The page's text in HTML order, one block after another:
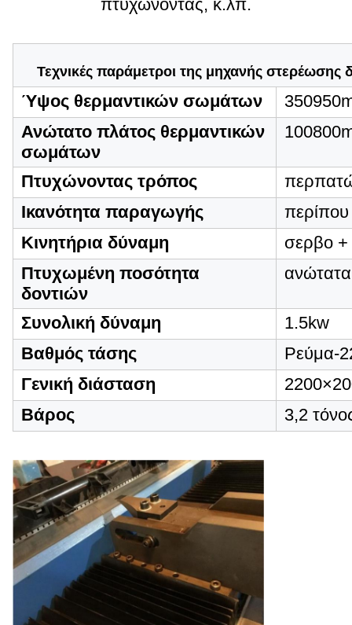
πτυχώνοντας, κ.λπ.
Τεχνικές παράμετροι της μηχανής
Ύψος θερμαντικών σωμάτων
Ανώτατο πλάτος θερμαντικών
σωμάτων
Πτυχώνοντας τρόπος
Ικανότητα παραγωγής
Κινητήρια δύναμη
σερβο +
Πτυχωμένη ποσότητα
δοντιών
Συνολική δύναμη
1.5kw
Βαθμός τάσης
Ρεύμα-
Γενική διάσταση
Βάρος
3,2